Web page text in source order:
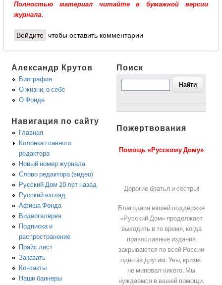
Полностью материал читайте в бумажной версии
журнала.
Войдите чтобы оставить комментарии
Александр Крутов
Биография
О жизни, о себе
О Фонде
Навигация по сайту
Главная
Колонка главного
редактора
Новый номер журнала
Слово редактора (видео)
Русский Дом 20 лет назад
Русский взгляд
Афиша Фонда
Видеогалерея
Подписка и
распространение
Прайс лист
Заказать
Контакты
Наши баннеры
Поиск
Пожертвования
Помощь «Русскому Дому»
Дорогие братья и сестры!
Благодаря вашей поддержке
«Русский Дом» продолжает
выходить в то время, когда
православные издания
закрываются по всей России
одно за другим. Увы, кризис
не миновал никого. Мы
нуждаемся в вашей помощи.